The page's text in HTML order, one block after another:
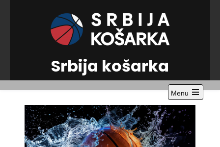
Srbija košarka
Menu
Open
the
main